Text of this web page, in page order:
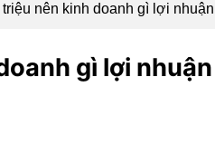
nên kinh doanh gì lợi
gì lợi